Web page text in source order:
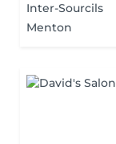
Inter-Sourcils
Menton